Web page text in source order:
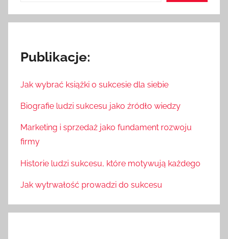
Publikacje:
Jak wybrać książki o sukcesie dla siebie
Biografie ludzi sukcesu jako źródło wiedzy
Marketing i sprzedaż jako fundament rozwoju
firmy
Historie ludzi sukcesu, które motywują każdego
Jak wytrwałość prowadzi do sukcesu